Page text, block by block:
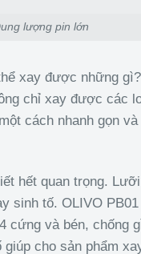
lượng pin lớn
xay được những
chỉ xay được các
cách nhanh gọn
hết quan trọng.
sinh tố. OLIVO
cứng và bén, chống
cho sản phẩm